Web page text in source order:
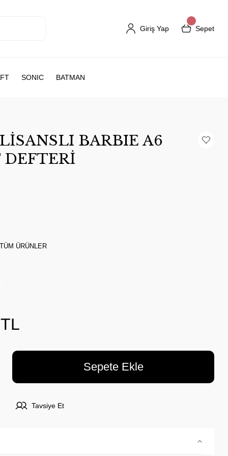
Giriş Yap Sepet
SONIC BATMAN
BARBIE A6
TÜM ÜRÜNLER
Sepete Ekle
Tavsiye Et